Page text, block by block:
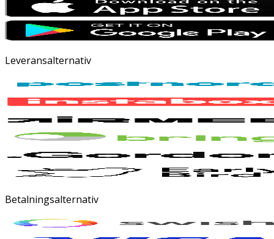
Leveransalternativ
Betalningsalternativ